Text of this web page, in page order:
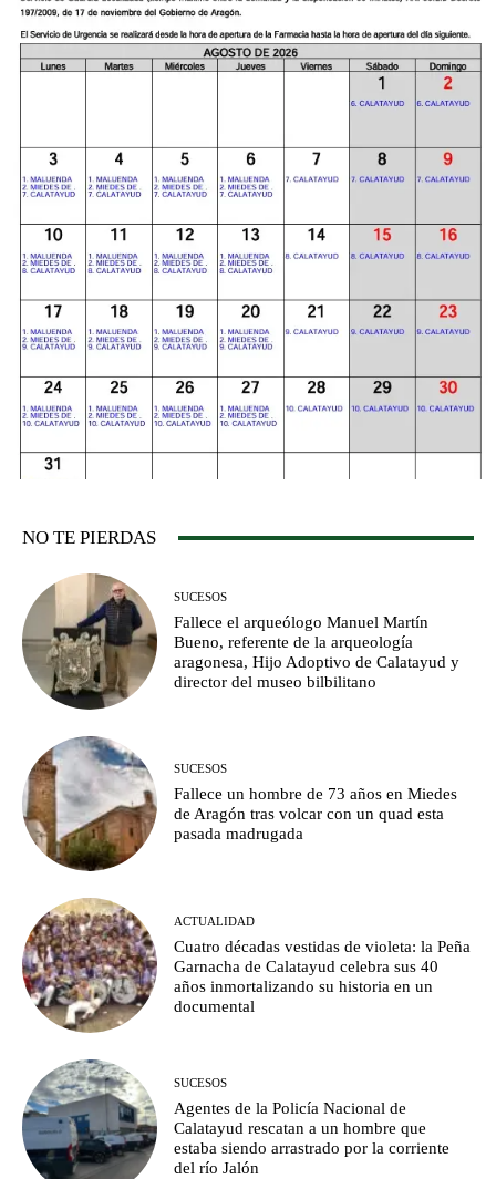
NO TE PIERDAS
SUCESOS
Fallece el arqueólogo Manuel Martín
Bueno, referente de la arqueología
aragonesa, Hijo Adoptivo de Calatayud y
director del museo bilbilitano
SUCESOS
Fallece un hombre de 73 años en Miedes
de Aragón tras volcar con un quad esta
pasada madrugada
ACTUALIDAD
Cuatro décadas vestidas de violeta: la Peña
Garnacha de Calatayud celebra sus 40
años inmortalizando su historia en un
documental
SUCESOS
Agentes de la Policía Nacional de
Calatayud rescatan a un hombre que
estaba siendo arrastrado por la corriente
del río Jalón